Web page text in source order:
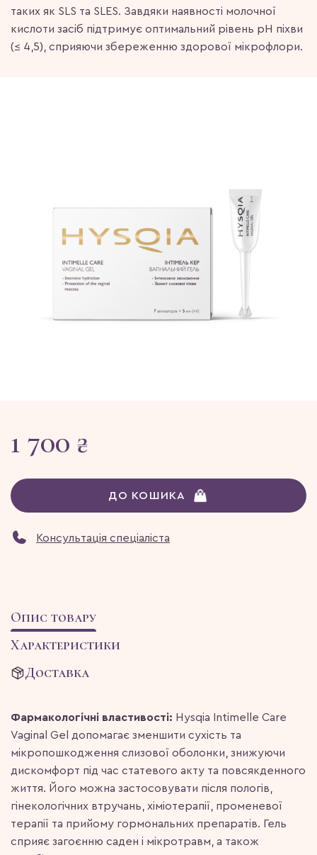
таких як SLS та SLES. Завдяки наявності молочної
кислоти засіб підтримує оптимальний рівень pH піхви
(≤ 4,5), сприяючи збереженню здорової мікрофлори.
1 700 ₴
ДО КОШИКА
Консультація спеціаліста
Опис товару
Характеристики
Доставка
Фармакологічні властивості: Hysqia Intimelle Care
Vaginal Gel допомагає зменшити сухість та
мікропошкодження слизової оболонки, знижуючи
дискомфорт під час статевого акту та повсякденного
життя. Його можна застосовувати після пологів,
гінекологічних втручань, хіміотерапії, променевої
терапії та прийому гормональних препаратів. Гель
сприяє загоєнню саден і мікротравм, а також